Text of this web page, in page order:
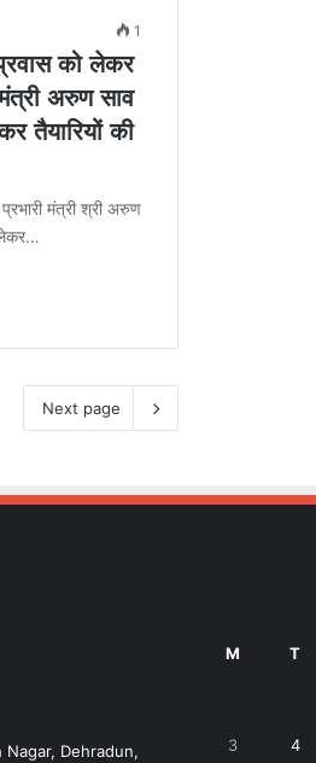
1
को लेकर
अरुण साव
तैयारियों की
मंत्री श्री अरुण
लेकर…
Next page
Dehradun,
M T
3 4